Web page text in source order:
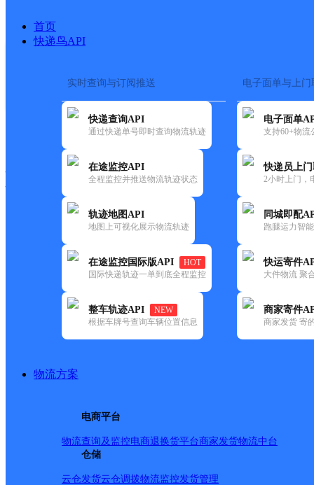
首页
快递鸟API
实时查询与订阅推送
快递查询API
通过快递单号即时查询物流轨迹
在途监控API
全程监控并推送物流轨迹状态
轨迹地图API
地图上可视化展示物流轨迹
在途监控国际版API
HOT
国际快递轨迹一单到底全程监控
整车轨迹API
NEW
根据车牌号查询车辆位置信息
电子面单与上门
电子面单
支持60+物流
快递员上
2小时上门，
同城即配
跑腿运力智
快运寄件
大件物流 聚
商家寄件
商家发货 寄
物流方案
电商平台
物流查询及监控电商退换货平台商家发货物流中台
仓储
云仓发货云仓调拨物流监控发货管理
快运大全 快递时效
顺丰
泸州市泸县福集镇营业部
更新时间：2021-11-26 00:00:00
所属快递：顺丰速运
所属区域：四川省-泸州市-泸县
网点地址：四川省泸州市泸县福集镇麒麟路48号（福滨工
网点负责人：